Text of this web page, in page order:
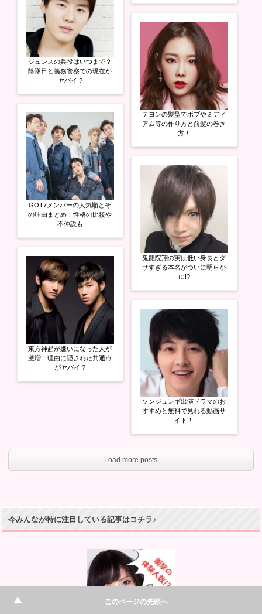
ジュンスの兵役はいつまで？
除隊日と義務警察での現在が
ヤバイ!?
GOT7メンバーの人気順とそ
の理由まとめ！性格の比較や
不仲説も
東方神起が嫌いになった人が
激増！理由に隠された共通点
がヤバイ!?
テヨンの髪型でボブやミディ
アム等の作り方と前髪の巻き
方！
鬼龍院翔の実は低い身長とダ
サすぎる本名がついに明らか
に!?
ソンジュンギ出演ドラマのお
すすめと無料で見れる動画サ
イト！
Load more posts
今みんなが特に注目している記事はコチラ♪
このページの先頭へ